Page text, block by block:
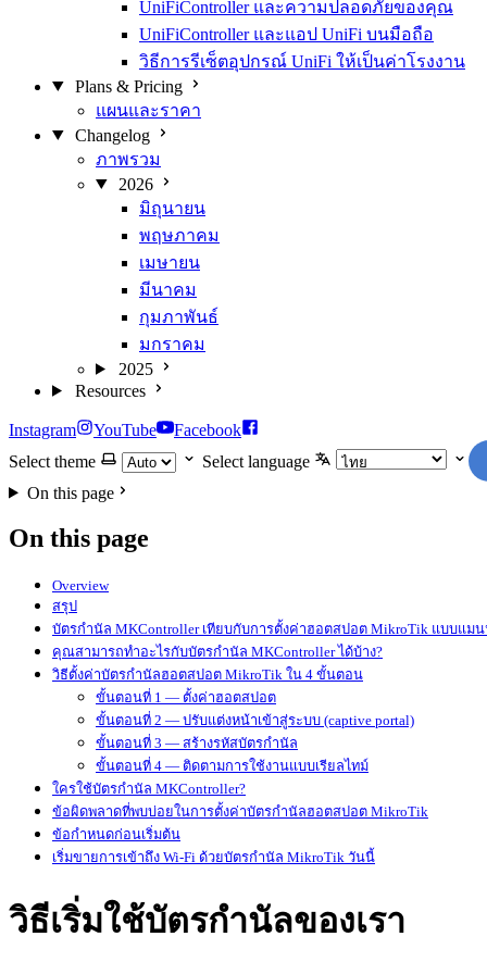
UniFiController และความปลอดภัยของคุณ
UniFiController และแอป UniFi บนมือถือ
วิธีการรีเซ็ตอุปกรณ์ UniFi ให้เป็นค่าโรงงาน
Plans & Pricing
แผนและราคา
Changelog
ภาพรวม
2026
มิถุนายน
พฤษภาคม
เมษายน
มีนาคม
กุมภาพันธ์
มกราคม
2025
Resources
Instagram YouTube
Facebook
Select theme
Select language
On this page
On this page
Overview
สรุป
บัตรกำนัล MKController เทียบกับการตั้งค่าฮอตสปอต MikroTik แบบแม
คุณสามารถทำอะไรกับบัตรกำนัล MKController ได้บ้าง?
วิธีตั้งค่าบัตรกำนัลฮอตสปอต MikroTik ใน 4 ขั้นตอน
ขั้นตอนที่ 1 — ตั้งค่าฮอตสปอต
ขั้นตอนที่ 2 — ปรับแต่งหน้าเข้าสู่ระบบ (captive portal)
ขั้นตอนที่ 3 — สร้างรหัสบัตรกำนัล
ขั้นตอนที่ 4 — ติดตามการใช้งานแบบเรียลไทม์
ใครใช้บัตรกำนัล MKController?
ข้อผิดพลาดที่พบบ่อยในการตั้งค่าบัตรกำนัลฮอตสปอต MikroTik
ข้อกำหนดก่อนเริ่มต้น
เริ่มขายการเข้าถึง Wi-Fi ด้วยบัตรกำนัล MikroTik วันนี้
วิธีเริ่มใช้บัตรกำนัลของเรา